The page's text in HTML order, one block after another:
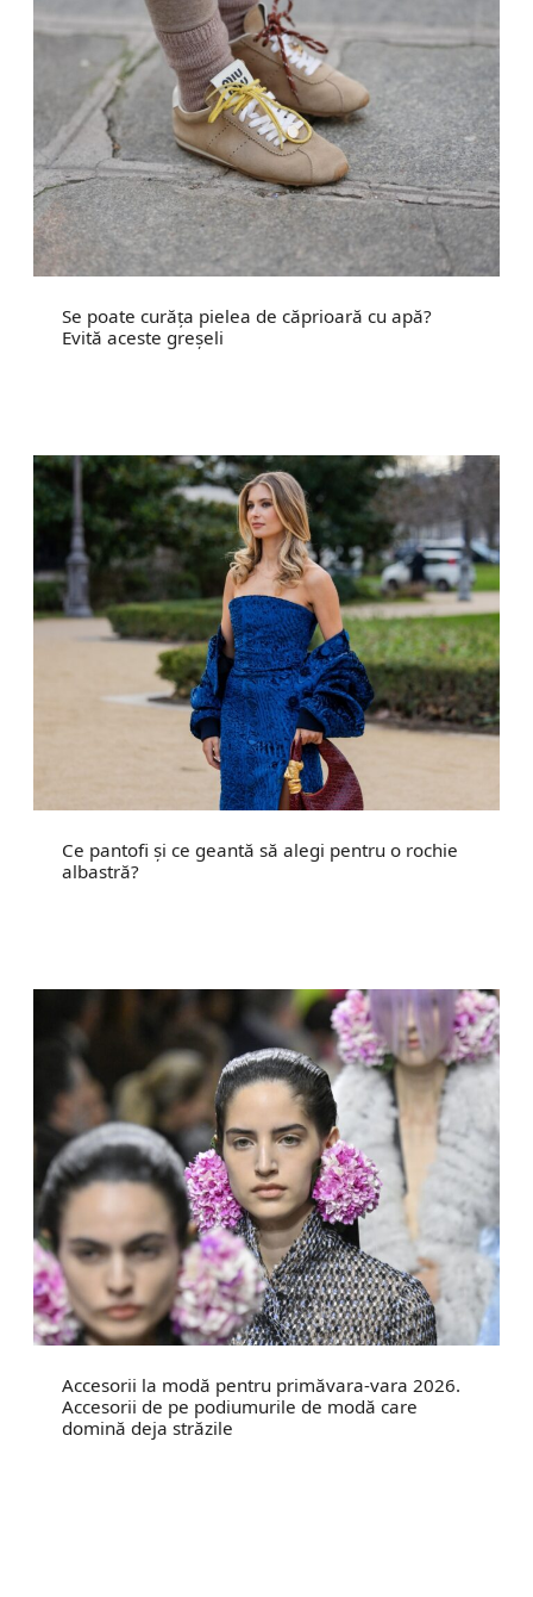
Se poate curăța pielea de căprioară cu apă?
Evită aceste greșeli
Ce pantofi și ce geantă să alegi pentru o rochie
albastră?
Accesorii la modă pentru primăvara-vara 2026.
Accesorii de pe podiumurile de modă care
domină deja străzile